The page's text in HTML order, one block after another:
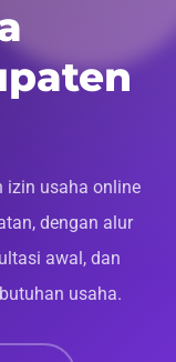
izin usaha online
dengan alur
awal, dan
usaha.